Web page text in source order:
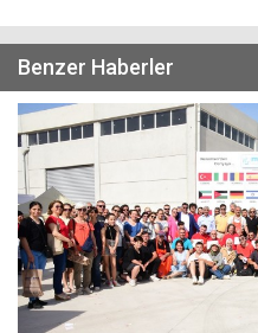
Benzer Haberler